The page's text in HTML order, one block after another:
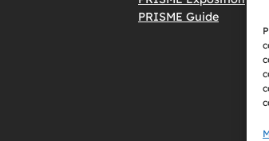
PRISME Guide